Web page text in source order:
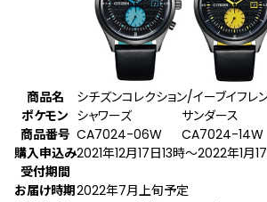
商品名
シチズンコレクション/イーブイフレ
ポケモン シャワーズ サンダース
商品番号 CA7024-06W CA7024-14W
購入申込み
受付期間
2021年12月17日13時～2022年1月
お届け時期2022年7月上旬予定